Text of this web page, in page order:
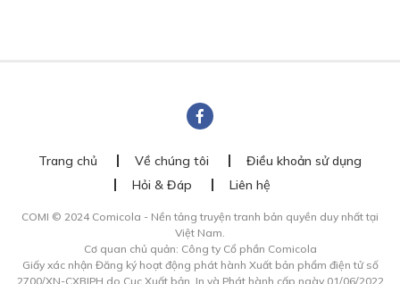
Trang chủ Về chúng tôi
Điều khoản sử dụng
Hỏi & Đáp
Liên hệ
COMI © 2024 Comicola - Nền tảng truyện tranh bản quyền duy nhất tại
Việt Nam.
Cơ quan chủ quản: Công ty Cổ phần Comicola
Giấy xác nhận Đăng ký hoạt động phát hành Xuất bản phẩm điện tử số
2700/XN-CXBIPH do Cục Xuất bản, In và Phát hành cấp ngày 01/06/2022